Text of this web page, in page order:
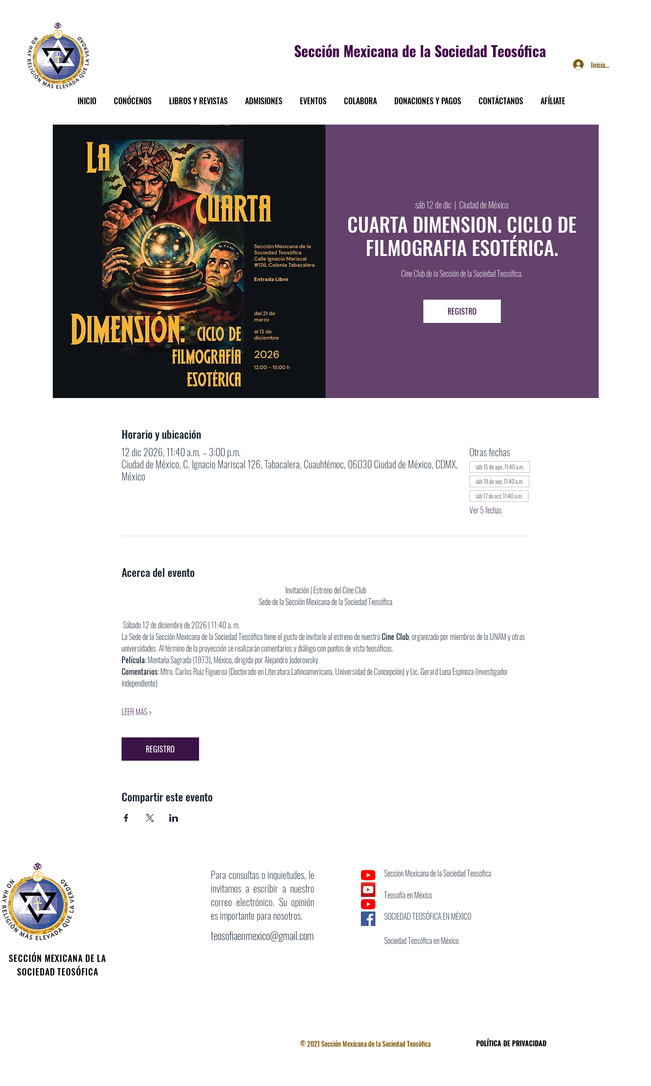
Sección Mexicana de la Sociedad Teosófica
INICIO CONÓCENOS LIBROS Y REVISTAS ADMISIONES EVENTOS COLABORA DONACIONES Y PAGOS CONTÁCTANOS AFÍLIATE
Iniciar sesión
sáb 12 de dic
  |
Ciudad de México
CUARTA DIMENSION. CICLO DE
FILMOGRAFIA ESOTÉRICA.
Cine Club de la Sección de la Sociedad Teosófica.
REGISTRO
Horario y ubicación
12 dic 2026, 11:40 a.m. – 3:00 p.m.
Ciudad de México, C. Ignacio Mariscal 126, Tabacalera, Cuauhtémoc, 06030 Ciudad de México, CDMX,
México
Otras fechas
sáb 15 de ago, 11:40 a.m.
sáb 19 de sep, 11:40 a.m.
sáb 17 de oct, 11:40 a.m.
Ver 5 fechas
Acerca del evento
Invitación | Estreno del Cine Club
Sede de la Sección Mexicana de la Sociedad Teosófica
Sábado 12 de diciembre de 2026 | 11:40 a. m.
La Sede de la Sección Mexicana de la Sociedad Teosófica tiene el gusto de invitarle al estreno de nuestro Cine Club, organizado por miembros de la UNAM y otras
universidades. Al término de la proyección se realizarán comentarios y diálogo con puntos de vista teosóficos.
Película: Montaña Sagrada (1973), México, dirigida por Alejandro Jodorowsky
Comentarios: Mtro. Carlos Ruiz Figueroa (Doctorado en Literatura Latinoamericana, Universidad de Concepción) y Lic. Gerard Luna Espinoza (investigador
independiente)
LEER MÁS >
REGISTRO
Compartir este evento
SECCIÓN MEXICANA DE LA
SOCIEDAD TEOSÓFICA
Para consultas o inquietudes, le
invitamos a escribir a nuestro
correo electrónico. Su opinión
es importante para nosotros.
teosofiaenmexico@gmail.com
Seccion Mexicana de la Sociedad Teosofica
Teosofía en México
SOCIEDAD TEOSÓFICA EN MÉXICO
Sociedad Teosófica en México
POLÍTICA DE PRIVACIDAD
© 2021 Sección Mexicana de la Sociedad Teosófica